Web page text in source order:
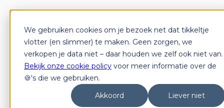
We gebruiken cookies om je bezoek net dat tikkeltje
vlotter (en slimmer) te maken. Geen zorgen, we
verkopen je data niet – daar houden we zelf ook niet van.
Bekijk onze cookie policy voor meer informatie over de
🍪's die we gebruiken.
Akkoord
Liever niet
Producten
June Switch
June Switch Plus
June Premium
June Dongle
Prijzen